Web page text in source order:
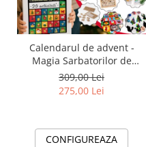
Calendarul de advent -
Magia Sarbatorilor de
Craciun cu 20 activități copii
SilverBox
309,00 Lei
275,00 Lei
CONFIGUREAZA